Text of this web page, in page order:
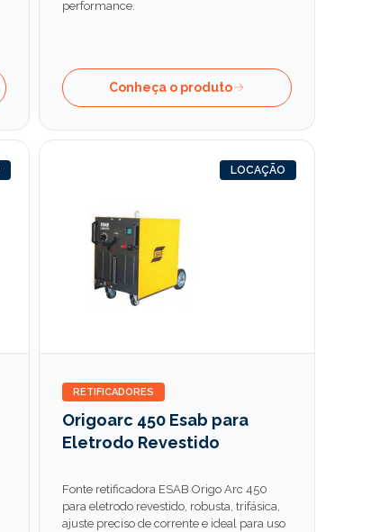
performance.
Conheça o produto
LOCAÇÃO
RETIFICADORES
Origoarc 450 Esab para
Eletrodo Revestido
Fonte retificadora ESAB Origo Arc 450
para eletrodo revestido, robusta, trifásica,
ajuste preciso de corrente e ideal para uso